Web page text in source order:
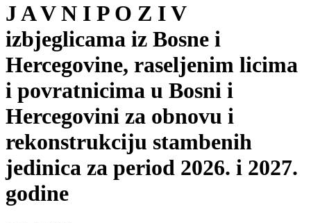
J A V N I P O Z I V
izbjeglicama iz Bosne i
Hercegovine, raseljenim licima
i povratnicima u Bosni i
Hercegovini za obnovu i
rekonstrukciju stambenih
jedinica za period 2026. i 2027.
godine